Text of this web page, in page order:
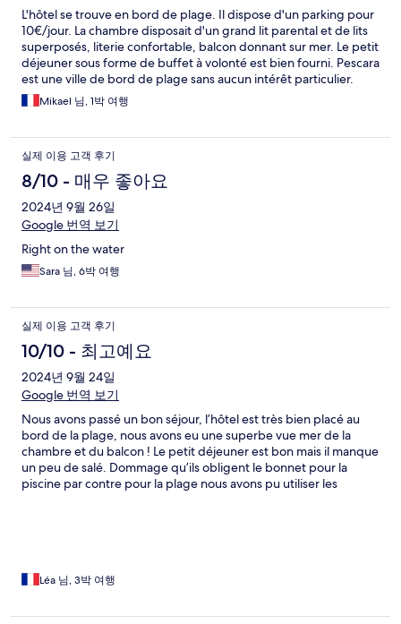
L'hôtel se trouve en bord de plage. Il dispose d'un parking pour
10€/jour. La chambre disposait d'un grand lit parental et de lits
superposés, literie confortable, balcon donnant sur mer. Le petit
déjeuner sous forme de buffet à volonté est bien fourni. Pescara
est une ville de bord de plage sans aucun intérêt particulier.
Mikael 님, 1박 여행
실제 이용 고객 후기
8/10 - 매우 좋아요
2024년 9월 26일
Google 번역 보기
Right on the water
Sara 님, 6박 여행
실제 이용 고객 후기
10/10 - 최고예요
2024년 9월 24일
Google 번역 보기
Nous avons passé un bon séjour, l’hôtel est très bien placé au
bord de la plage, nous avons eu une superbe vue mer de la
chambre et du balcon ! Le petit déjeuner est bon mais il manque
un peu de salé. Dommage qu’ils obligent le bonnet pour la
piscine par contre pour la plage nous avons pu utiliser les
Léa 님, 3박 여행